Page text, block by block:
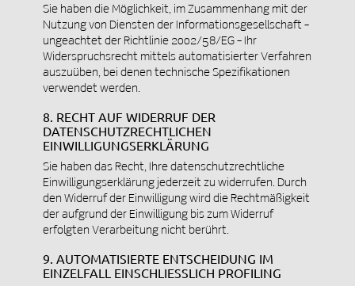
Sie haben die Möglichkeit, im Zusammenhang mit der
Nutzung von Diensten der Informationsgesellschaft –
ungeachtet der Richtlinie 2002/58/EG – Ihr
Widerspruchsrecht mittels automatisierter Verfahren
auszuüben, bei denen technische Spezifikationen
verwendet werden.
8. RECHT AUF WIDERRUF DER
DATENSCHUTZRECHTLICHEN
EINWILLIGUNGSERKLÄRUNG
Sie haben das Recht, Ihre datenschutzrechtliche
Einwilligungserklärung jederzeit zu widerrufen. Durch
den Widerruf der Einwilligung wird die Rechtmäßigkeit
der aufgrund der Einwilligung bis zum Widerruf
erfolgten Verarbeitung nicht berührt.
9. AUTOMATISIERTE ENTSCHEIDUNG IM
EINZELFALL EINSCHLIESSLICH PROFILING